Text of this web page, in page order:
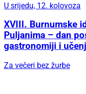
U srijedu, 12. kolovoza
XVIII. Burnumske
Puljanima – dan
gastronomiji i
Za večeri bez žurbe